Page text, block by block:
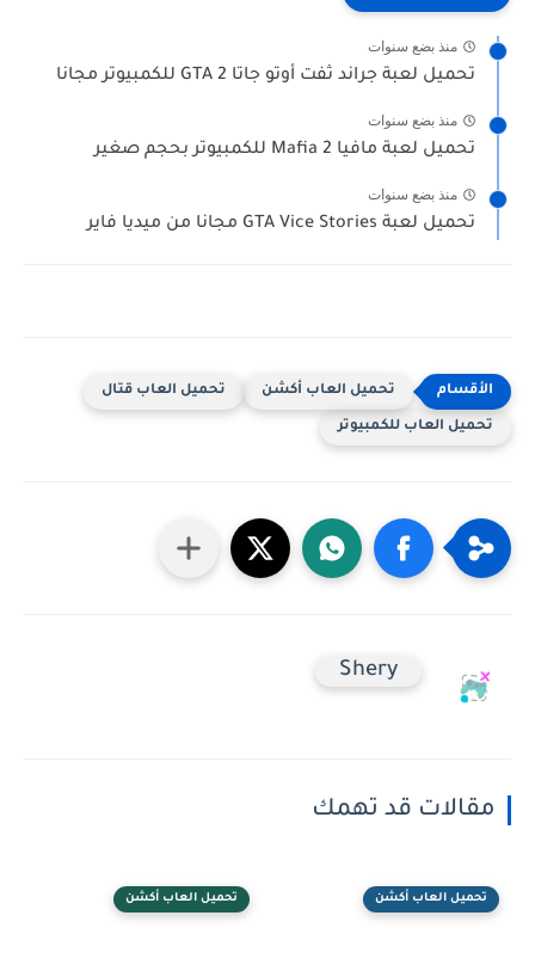
منذ بضع سنوات
تحميل لعبة جراند ثفت أوتو جاتا GTA 2 للكمبيوتر مجانا
منذ بضع سنوات
تحميل لعبة مافيا Mafia 2 للكمبيوتر بحجم صغير
منذ بضع سنوات
تحميل لعبة GTA Vice Stories مجانا من ميديا فاير
تحميل العاب أكشن تحميل العاب قتال
تحميل العاب للكمبيوتر
Shery
مقالات قد تهمك
تحميل العاب أكشن تحميل العاب أكشن